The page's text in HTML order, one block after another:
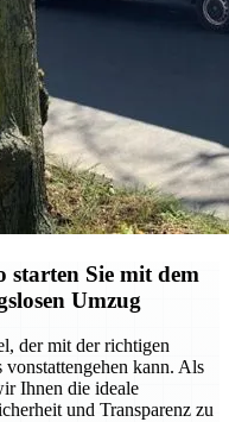
starten Sie mit dem
Umzug
der mit der richtigen
kann. Als
Ihnen die ideale
und Transparenz zu